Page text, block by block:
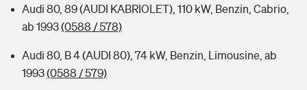
Audi 80, 89 (AUDI KABRIOLET), 110 kW, Benzin, Cabrio,
ab 1993(0588 / 578)
Audi 80, B 4 (AUDI 80), 74 kW, Benzin, Limousine, ab
1993(0588 / 579)